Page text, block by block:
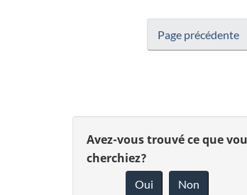
Page précédente
D
é
D
Avez-vous trouvé ce que
cherchiez?
Oui Non